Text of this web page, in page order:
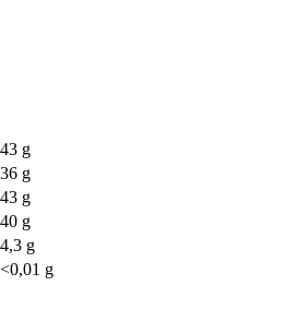
43 g
36 g
43 g
40 g
4,3 g
<0,01 g